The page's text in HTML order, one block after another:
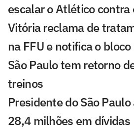
escalar o Atlético
Vitória reclama de
na FFU e notifica o bloco
São Paulo tem retorno
treinos
Presidente do São
28,4 milhões em dívidas